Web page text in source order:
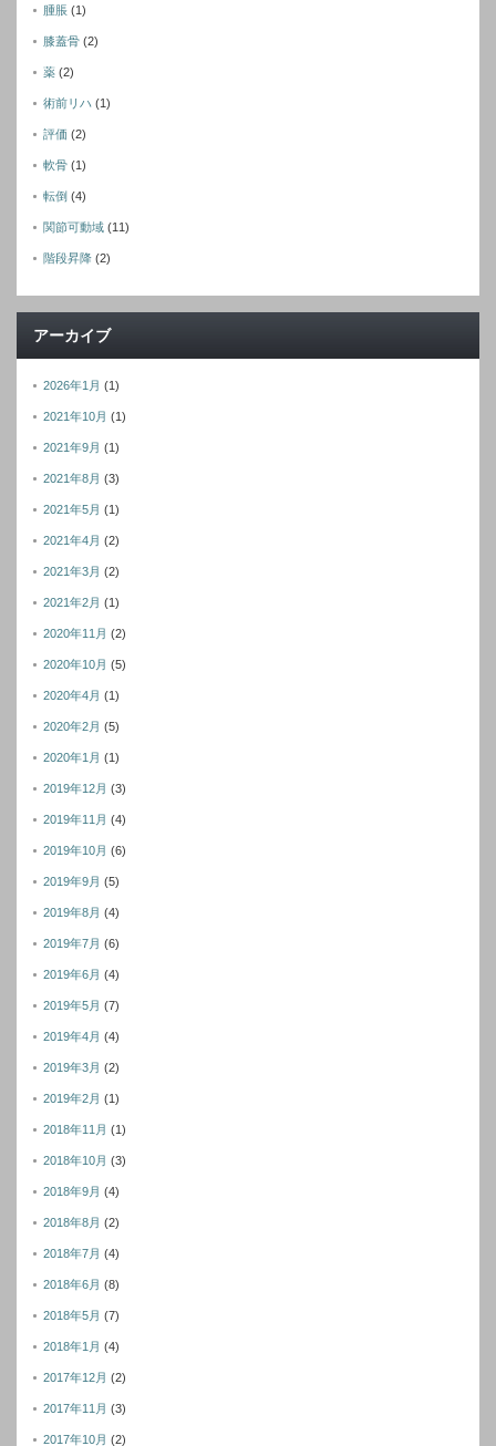
腫脹 (1)
膝蓋骨 (2)
薬 (2)
術前リハ (1)
評価 (2)
軟骨 (1)
転倒 (4)
関節可動域 (11)
階段昇降 (2)
アーカイブ
2026年1月 (1)
2021年10月 (1)
2021年9月 (1)
2021年8月 (3)
2021年5月 (1)
2021年4月 (2)
2021年3月 (2)
2021年2月 (1)
2020年11月 (2)
2020年10月 (5)
2020年4月 (1)
2020年2月 (5)
2020年1月 (1)
2019年12月 (3)
2019年11月 (4)
2019年10月 (6)
2019年9月 (5)
2019年8月 (4)
2019年7月 (6)
2019年6月 (4)
2019年5月 (7)
2019年4月 (4)
2019年3月 (2)
2019年2月 (1)
2018年11月 (1)
2018年10月 (3)
2018年9月 (4)
2018年8月 (2)
2018年7月 (4)
2018年6月 (8)
2018年5月 (7)
2018年1月 (4)
2017年12月 (2)
2017年11月 (3)
2017年10月 (2)